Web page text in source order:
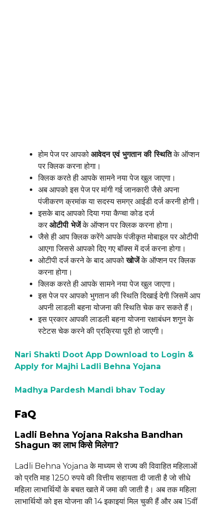
होम पेज पर आपको आवेदन एवं भुगतान की स्थितिके ऑप्शन
पर क्लिक करना होगा।
क्लिक करते ही आपके सामने नया पेज खुल जाएगा।
अब आपको इस पेज पर मांगी गई जानकारी जैसे अपना
पंजीकरण क्रमांक या सदस्य समग्र आईडी दर्ज करनी होगी।
इसके बाद आपको दिया गया कैप्चा कोड दर्ज
कर ओटीपी भेजेंके ऑप्शन पर क्लिक करना होगा।
जैसे ही आप क्लिक करेंगे आपके पंजीकृत मोबाइल पर ओटीपी
आएगा जिससे आपको दिए गए बॉक्स में दर्ज करना होगा।
ओटीपी दर्ज करने के बाद आपकोखोजेंके ऑप्शन पर क्लिक
करना होगा।
क्लिक करते ही आपके सामने नया पेज खुल जाएगा।
इस पेज पर आपको भुगतान की स्थिति दिखाई देगी जिसमें आप
अपनी लाडली बहना योजना की स्थिति चेक कर सकते हैं।
इस प्रकार आपकी लाडली बहना योजना रक्षाबंधन शगुन के
स्टेटस चेक करने की प्रक्रिया पूरी हो जाएगी।
Nari Shakti Doot App Download to Login &
Apply for Majhi Ladli Behna Yojana
Madhya Pardesh Mandi bhav Today
FaQ
Ladli Behna Yojana Raksha Bandhan
Shagun का लाभ किसे मिलेगा?
Ladli Behna Yojana के माध्यम से राज्य की विवाहित महिलाओं
को प्रति माह 1250 रुपये की वित्तीय सहायता दी जाती है जो सीधे
महिला लाभार्थियों के बचत खाते में जमा की जाती है। अब तक महिला
लाभार्थियों को इस योजना की 14 इकाइयां मिल चुकी हैं और अब 15वीं